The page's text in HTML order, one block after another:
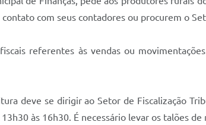
com seus contadores ou procurem o
referentes às vendas ou
deve se dirigir ao Setor de Fiscalização
às 16h30. É necessário levar os talões